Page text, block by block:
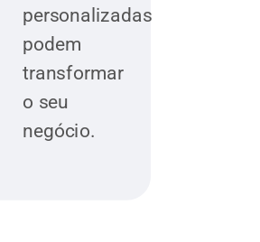
personalizadas
podem
transformar
o seu
negócio.